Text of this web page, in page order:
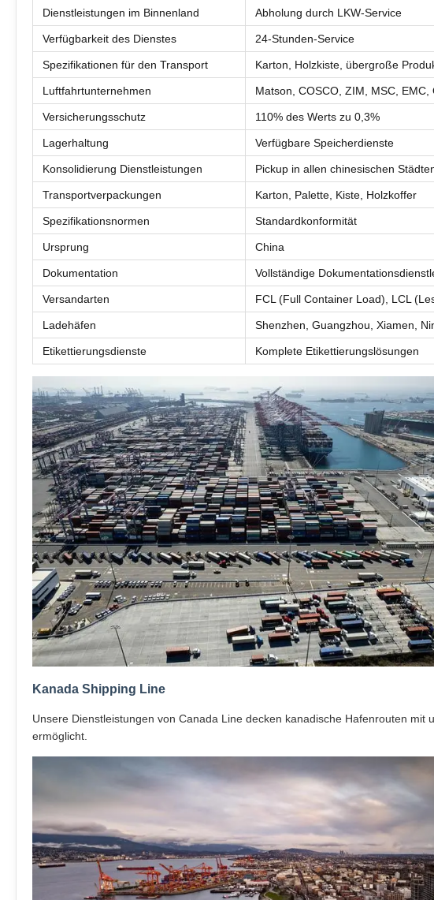
Dienstleistungen im Binnenland Abholung durch LKW-Service
Verfügbarkeit des Dienstes 24-Stunden-Service
Spezifikationen für den Transport Karton, Holzkiste, übergroße
Luftfahrtunternehmen Matson, COSCO, ZIM, MSC, EMC,
Versicherungsschutz 110% des Werts zu 0,3%
Lagerhaltung Verfügbare Speicherdienste
Konsolidierung Dienstleistungen Pickup in allen chinesischen
Transportverpackungen Karton, Palette, Kiste, Holzkoffer
Spezifikationsnormen Standardkonformität
Ursprung China
Dokumentation Vollständige
Versandarten FCL (Full Container Load), LCL
Ladehäfen Shenzhen, Guangzhou, Xiamen,
Etikettierungsdienste Komplete Etikettierungslösungen
Kanada Shipping Line
Unsere Dienstleistungen von Canada Line decken kanadische Hafenrouten
ermöglicht.